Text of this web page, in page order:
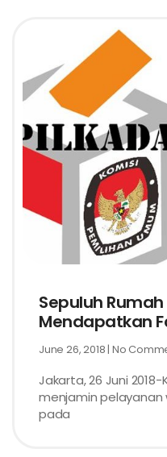
Sepuluh
Mendapatkan
June 26, 2018 No
Jakarta, 26 Juni
menjamin pelayanan
pada